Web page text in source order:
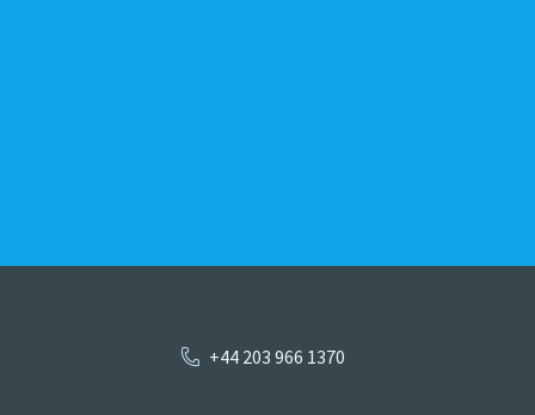
+44 203 966 1370